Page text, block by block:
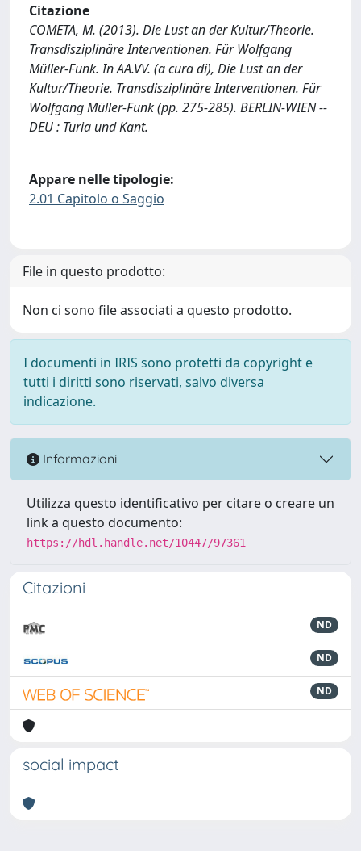
Citazione
COMETA, M. (2013). Die Lust an der Kultur/Theorie.
Transdisziplinäre Interventionen. Für Wolfgang
Müller-Funk. In AA.VV. (a cura di), Die Lust an der
Kultur/Theorie. Transdisziplinäre Interventionen. Für
Wolfgang Müller-Funk (pp. 275-285). BERLIN-WIEN --
DEU : Turia und Kant.
Appare nelle tipologie:
2.01 Capitolo o Saggio
File in questo prodotto:
Non ci sono file associati a questo prodotto.
I documenti in IRIS sono protetti da copyright e
tutti i diritti sono riservati, salvo diversa
indicazione.
Informazioni
Utilizza questo identificativo per citare o creare un
link a questo documento:
https://hdl.handle.net/10447/97361
Citazioni
ND
ND
ND
social impact